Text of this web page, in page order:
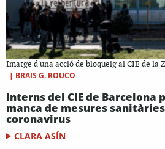
Imatge d'una acció de bloqueig al CIE de la
| BRAIS G. ROUCO
Interns del CIE de Barcelona
manca de mesures
coronavirus
CLARA ASÍN